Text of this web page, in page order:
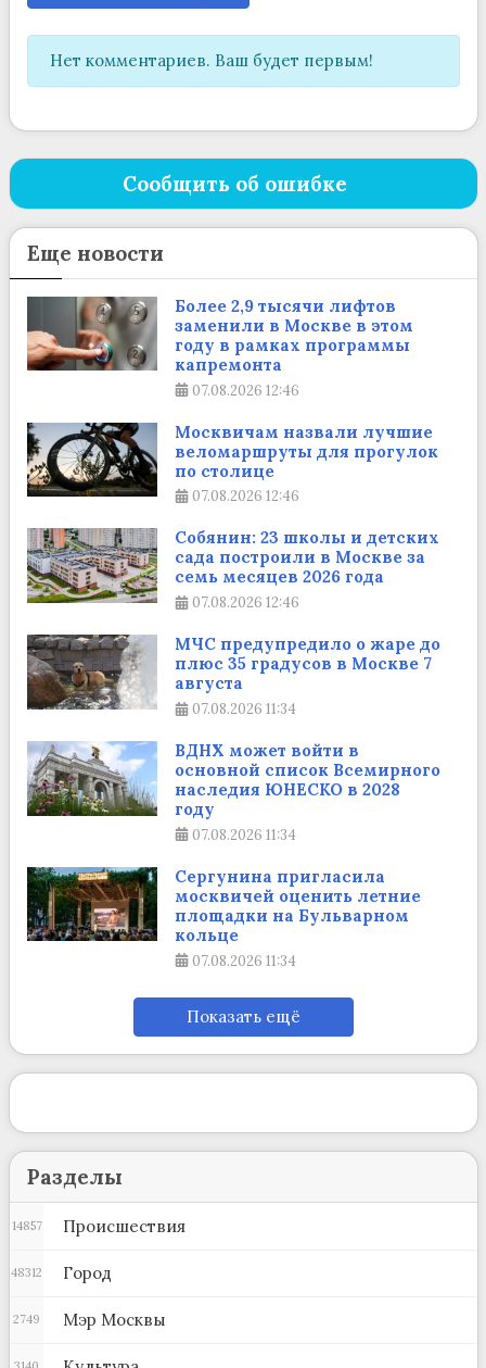
Нет комментариев. Ваш будет первым!
Сообщить об ошибке
Еще новости
Более 2,9 тысячи лифтов
заменили в Москве в этом
году в рамках программы
капремонта
07.08.2026 12:46
Москвичам назвали лучшие
веломаршруты для прогулок
по столице
07.08.2026 12:46
Собянин: 23 школы и детских
сада построили в Москве за
семь месяцев 2026 года
07.08.2026 12:46
МЧС предупредило о жаре до
плюс 35 градусов в Москве 7
августа
07.08.2026 11:34
ВДНХ может войти в
основной список Всемирного
наследия ЮНЕСКО в 2028
году
07.08.2026 11:34
Сергунина пригласила
москвичей оценить летние
площадки на Бульварном
кольце
07.08.2026 11:34
Показать ещё
Разделы
Происшествия
14857
Город
48312
Мэр Москвы
2749